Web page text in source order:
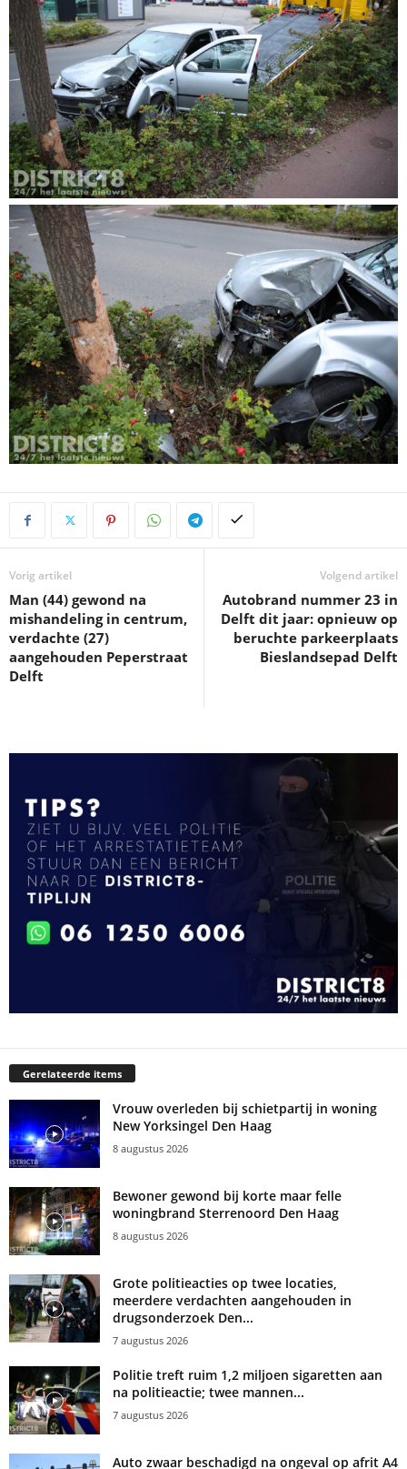
Vorig artikel
Man (44) gewond na
mishandeling in centrum,
verdachte (27)
aangehouden Peperstraat
Delft
Volgend artikel
Autobrand nummer 23 in
Delft dit jaar: opnieuw op
beruchte parkeerplaats
Bieslandsepad Delft
Gerelateerde items
Vrouw overleden bij schietpartij in woning
New Yorksingel Den Haag
8 augustus 2026
Bewoner gewond bij korte maar felle
woningbrand Sterrenoord Den Haag
8 augustus 2026
Grote politieacties op twee locaties,
meerdere verdachten aangehouden in
drugsonderzoek Den...
7 augustus 2026
Politie treft ruim 1,2 miljoen sigaretten aan
na politieactie; twee mannen...
7 augustus 2026
Auto zwaar beschadigd na ongeval op afrit A4